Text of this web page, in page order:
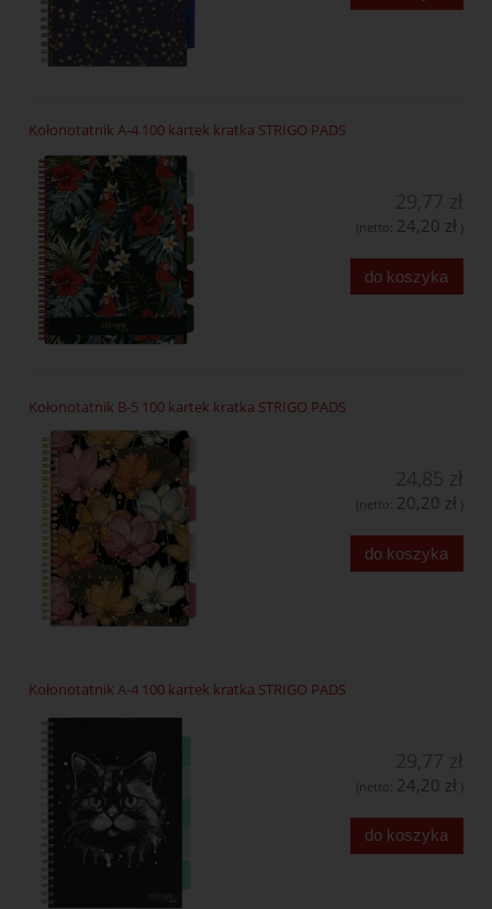
Kołonotatnik A-4 100 kartek kratka STRIGO PADS
(netto: 24,20 zł )
do koszyka
Kołonotatnik B-5 100 kartek kratka STRIGO PADS
(netto: 20,20 zł )
do koszyka
Kołonotatnik A-4 100 kartek kratka STRIGO PADS
(netto: 24,20 zł )
do koszyka